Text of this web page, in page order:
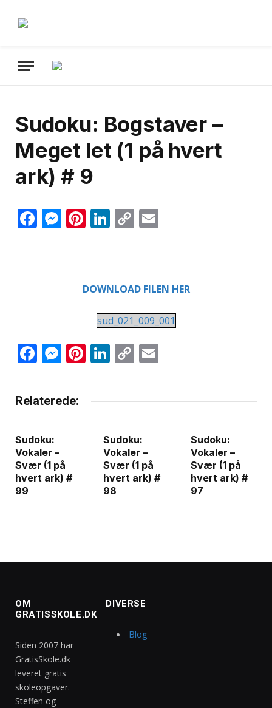
Sudoku: Bogstaver –
Meget let (1 på hvert
ark) # 9
Facebook
Messenger
Pinterest
LinkedIn
Copy
DOWNLOAD FILEN HER
sud_021_009_001
Facebook
Messenger
Pinterest
LinkedIn
Copy
Relaterede:
Sudoku:
Vokaler –
Svær (1 på
hvert ark) #
99
Sudoku:
Vokaler –
Svær (1 på
hvert ark) #
98
Sudoku:
Vokaler –
Svær (1 på
hvert ark) #
97
OM
GRATISSKOLE.DK
Siden 2007 har
GratisSkole.dk
leveret gratis
skoleopgaver.
Steffen og
DIVERSE
Blog